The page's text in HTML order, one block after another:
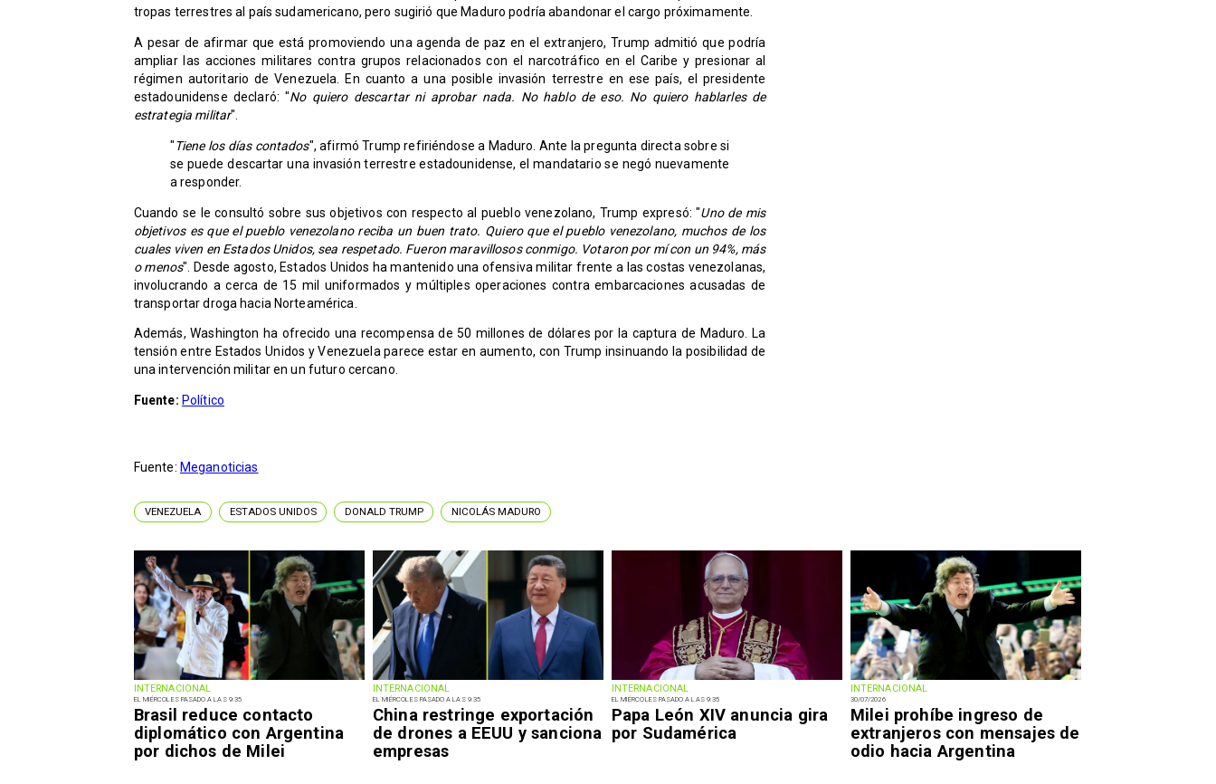
INTERNACIONAL
EL MIÉRCOLES PASADO A LAS 9:35
Brasil reduce contacto
diplomático con Argentina
por dichos de Milei
INTERNACIONAL
EL MIÉRCOLES PASADO A LAS 9:35
China restringe exportación
de drones a EEUU y sanciona
empresas
INTERNACIONAL
EL MIÉRCOLES PASADO A LAS 9:35
Papa León XIV anuncia gira
por Sudamérica
INTERNACIONAL
30/07/2026
Milei prohíbe ingreso de
extranjeros con mensajes de
odio hacia Argentina
tropas terrestres al país sudamericano, pero sugirió que Maduro podría abandonar el cargo próximamente.
A pesar de afirmar que está promoviendo una agenda de paz en el extranjero, Trump admitió que podría
ampliar las acciones militares contra grupos relacionados con el narcotráfico en el Caribe y presionar al
régimen autoritario de Venezuela. En cuanto a una posible invasión terrestre en ese país, el presidente
estadounidense declaró: "No quiero descartar ni aprobar nada. No hablo de eso. No quiero hablarles de
estrategia militar".
"Tiene los días contados", afirmó Trump refiriéndose a Maduro. Ante la pregunta directa sobre si
se puede descartar una invasión terrestre estadounidense, el mandatario se negó nuevamente
a responder.
Cuando se le consultó sobre sus objetivos con respecto al pueblo venezolano, Trump expresó: "Uno de mis
objetivos es que el pueblo venezolano reciba un buen trato. Quiero que el pueblo venezolano, muchos de los
cuales viven en Estados Unidos, sea respetado. Fueron maravillosos conmigo. Votaron por mí con un 94%, más
o menos". Desde agosto, Estados Unidos ha mantenido una ofensiva militar frente a las costas venezolanas,
involucrando a cerca de 15 mil uniformados y múltiples operaciones contra embarcaciones acusadas de
transportar droga hacia Norteamérica.
Además, Washington ha ofrecido una recompensa de 50 millones de dólares por la captura de Maduro. La
tensión entre Estados Unidos y Venezuela parece estar en aumento, con Trump insinuando la posibilidad de
una intervención militar en un futuro cercano.
Fuente: Político
Fuente: Meganoticias
VENEZUELA ESTADOS UNIDOS DONALD TRUMP NICOLÁS MADURO